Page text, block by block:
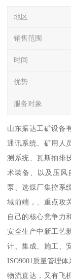
地区
销售范围
时间
优势
服务对象
山东振达工矿设备
通讯系统、矿用人
测系统、瓦斯抽排
术装备、以及压风
泵、选煤厂集控系
域前端，、重点攻
自己的核心竞争力
安全生产中新工艺
计、集成、施工、
ISO9001质量管理
物流直达，又有飞